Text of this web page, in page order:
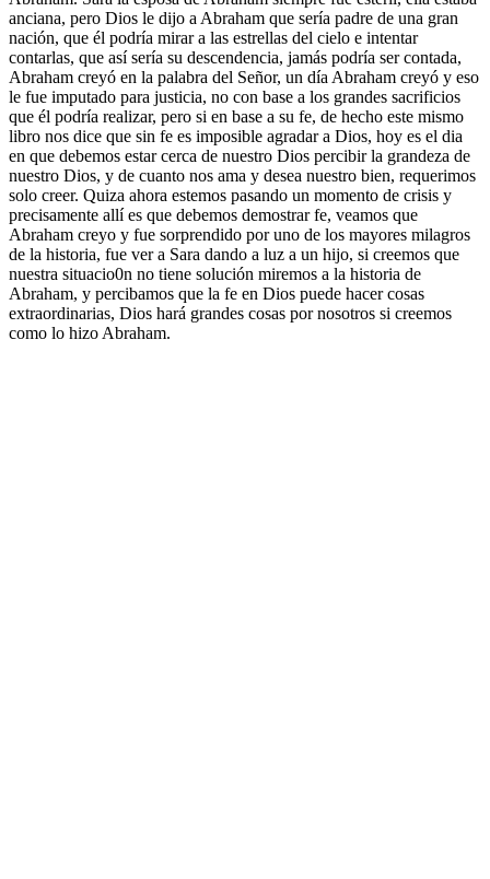
anciana, pero Dios le dijo a Abraham que sería padre de una gran
nación, que él podría mirar a las estrellas del cielo e intentar
contarlas, que así sería su descendencia, jamás podría ser contada,
Abraham creyó en la palabra del Señor, un día Abraham creyó y eso
le fue imputado para justicia, no con base a los grandes sacrificios
que él podría realizar, pero si en base a su fe, de hecho este mismo
libro nos dice que sin fe es imposible agradar a Dios, hoy es el dia
en que debemos estar cerca de nuestro Dios percibir la grandeza de
nuestro Dios, y de cuanto nos ama y desea nuestro bien, requerimos
solo creer. Quiza ahora estemos pasando un momento de crisis y
precisamente allí es que debemos demostrar fe, veamos que
Abraham creyo y fue sorprendido por uno de los mayores milagros
de la historia, fue ver a Sara dando a luz a un hijo, si creemos que
nuestra situacio0n no tiene solución miremos a la historia de
Abraham, y percibamos que la fe en Dios puede hacer cosas
extraordinarias, Dios hará grandes cosas por nosotros si creemos
como lo hizo Abraham.